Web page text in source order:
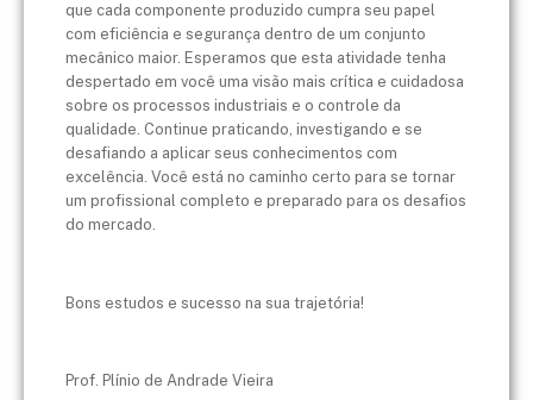
que cada componente produzido cumpra seu papel
com eficiência e segurança dentro de um conjunto
mecânico maior. Esperamos que esta atividade tenha
despertado em você uma visão mais crítica e cuidadosa
sobre os processos industriais e o controle da
qualidade. Continue praticando, investigando e se
desafiando a aplicar seus conhecimentos com
excelência. Você está no caminho certo para se tornar
um profissional completo e preparado para os desafios
do mercado.
Bons estudos e sucesso na sua trajetória!
Prof. Plínio de Andrade Vieira